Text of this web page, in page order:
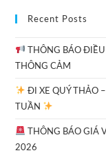
Recent Posts
THÔNG BÁO
THÔNG CẢM
ĐI XE QUÝ THẢO
TUẦN
THÔNG BÁO GIÁ
2026